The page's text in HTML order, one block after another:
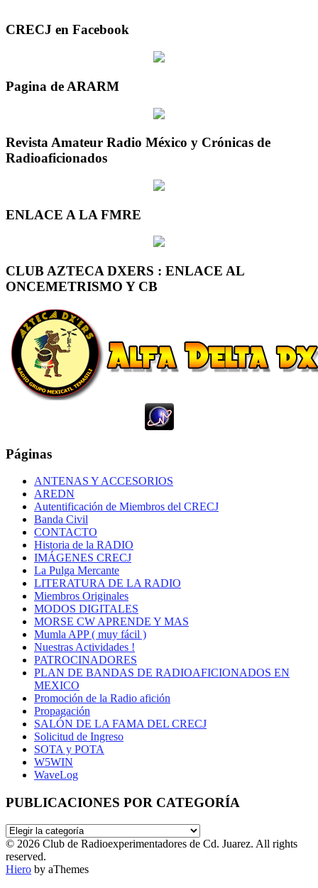
CRECJ en Facebook
Pagina de ARARM
Revista Amateur Radio México y Crónicas de
Radioaficionados
ENLACE A LA FMRE
CLUB AZTECA DXERS : ENLACE AL
ONCEMETRISMO Y CB
Páginas
ANTENAS Y ACCESORIOS
AREDN
Autentificación de Miembros del CRECJ
Banda Civil
CONTACTO
Historia de la RADIO
IMÁGENES CRECJ
La Pulga Mercante
LITERATURA DE LA RADIO
Miembros Originales
MODOS DIGITALES
MORSE CW APRENDE Y MAS
Mumla APP ( muy fácil )
Nuestras Actividades !
PATROCINADORES
PLAN DE BANDAS DE RADIOAFICIONADOS EN
MEXICO
Promoción de la Radio afición
Propagación
SALÓN DE LA FAMA DEL CRECJ
Solicitud de Ingreso
SOTA y POTA
W5WIN
WaveLog
PUBLICACIONES POR CATEGORÍA
PUBLICACIONES
POR
CATEGORÍA
© 2026 Club de Radioexperimentadores de Cd. Juarez. All rights
reserved.
Hiero by aThemes